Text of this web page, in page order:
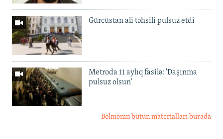
Gürcüstan ali təhsili pulsuz etdi
Metroda 11 aylıq fasilə: 'Daşınma
pulsuz olsun'
Bölmənin bütün materialları burada